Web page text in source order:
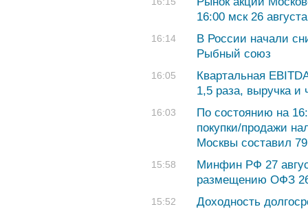
16:00 мск 26
16:14
В России начали
Рыбный союз
16:05
Квартальная
1,5 раза, выручка и
16:03
По состоянию на
покупки/продажи
Москвы составил
15:58
Минфин РФ 27
размещению ОФЗ
15:52
Доходность